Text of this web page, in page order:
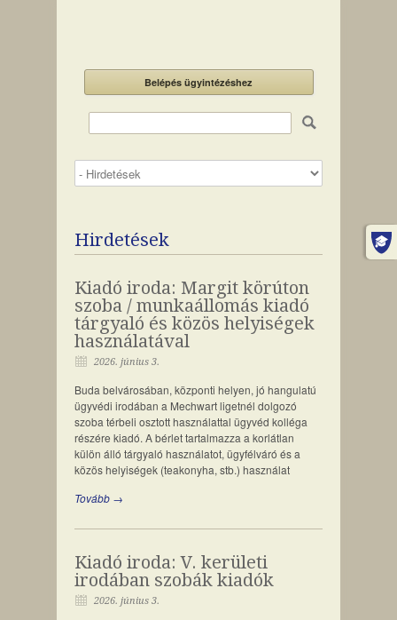
Belépés ügyintézéshez
Hirdetések
Kiadó iroda: Margit körúton
szoba / munkaállomás kiadó
tárgyaló és közös helyiségek
használatával
2026. június 3.
Buda belvárosában, központi helyen, jó hangulatú
ügyvédi irodában a Mechwart ligetnél dolgozó
szoba térbeli osztott használattal ügyvéd kolléga
részére kiadó. A bérlet tartalmazza a korlátlan
külön álló tárgyaló használatot, ügyfélváró és a
közös helyiségek (teakonyha, stb.) használat
Tovább →
Kiadó iroda: V. kerületi
irodában szobák kiadók
2026. június 3.